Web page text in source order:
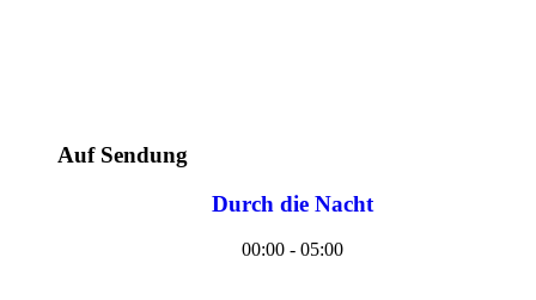
Auf Sendung
Durch die Nacht
00:00 - 05:00